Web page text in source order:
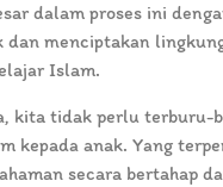
dalam proses ini
dan menciptakan
Islam.
kita tidak perlu terburu-
kepada anak. Yang
secara bertahap